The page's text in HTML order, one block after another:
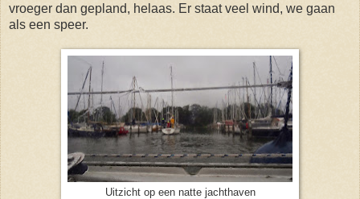
vroeger dan gepland, helaas. Er staat veel wind, we gaan
als een speer.
Uitzicht op een natte jachthaven